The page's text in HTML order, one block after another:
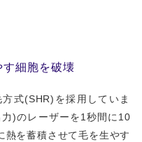
細胞を破壊
式(SHR)を採用していま
)のレーザーを1秒間に10
熱を蓄積させて毛を生やす